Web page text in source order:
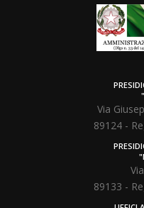
Via
89124 -
89133 -